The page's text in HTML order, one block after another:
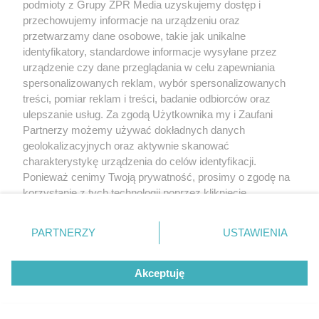
elektryczną! Mandaty dla obu
kierujących
Kąpiel w Morskim Oku może cię
drogo kosztować! TPN wlepia
mandaty
podmioty z Grupy ZPR Media uzyskujemy dostęp i
przechowujemy informacje na urządzeniu oraz
przetwarzamy dane osobowe, takie jak unikalne
identyfikatory, standardowe informacje wysyłane przez
urządzenie czy dane przeglądania w celu zapewniania
spersonalizowanych reklam, wybór spersonalizowanych
treści, pomiar reklam i treści, badanie odbiorców oraz
ulepszanie usług. Za zgodą Użytkownika my i Zaufani
Partnerzy możemy używać dokładnych danych
geolokalizacyjnych oraz aktywnie skanować
charakterystykę urządzenia do celów identyfikacji.
Ponieważ cenimy Twoją prywatność, prosimy o zgodę na
korzystanie z tych technologii poprzez kliknięcie
zmienić/wycofać klikając przycisk ustawień prywatności
znajdujący się w lewym dolnym rogu strony
rodzaje przetwarzania danych nie wymagają zgody
użytkownika, ale masz prawo sprzeciwić się takiemu
przetwarzaniu. Preferencje będą miały zastosowanie tylko
PARTNERZY USTAWIENIA
Akceptuję